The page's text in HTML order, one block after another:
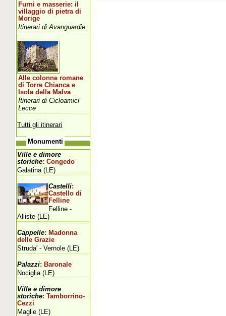
Furni e masserie: il
villaggio di pietra di
Morige
Itinerari di Avanguardie
Alle colonne romane
di Torre Chianca e
Isola della Malva
Itinerari di Cicloamici
Lecce
Tutti gli itinerari
Monumenti
Ville e dimore
storiche: Congedo
Galatina (LE)
Castelli:
Castello di
Felline
Felline -
Alliste (LE)
Cappelle: Madonna
delle Grazie
Struda' - Vernole (LE)
Palazzi: Baronale
Nociglia (LE)
Ville e dimore
storiche: Tamborrino-
Cezzi
Maglie (LE)